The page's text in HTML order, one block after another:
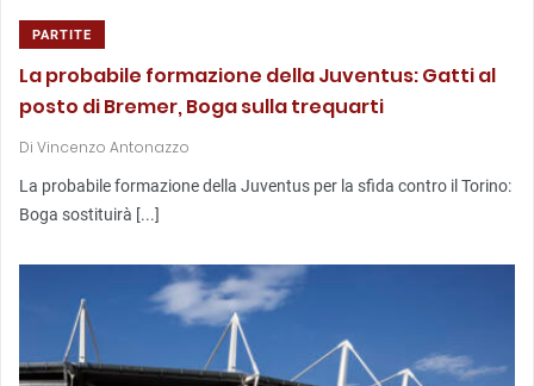
PARTITE
La probabile formazione della Juventus: Gatti al
posto di Bremer, Boga sulla trequarti
Di Vincenzo Antonazzo
La probabile formazione della Juventus per la sfida contro il Torino:
Boga sostituirà [...]